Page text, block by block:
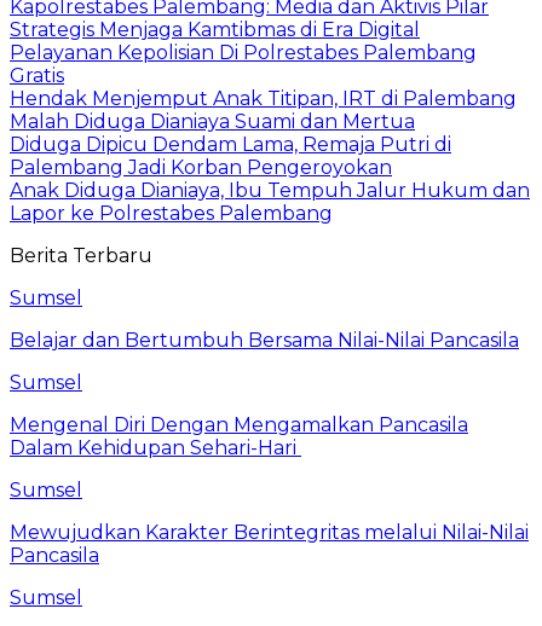
Kapolrestabes Palembang: Media dan Aktivis Pilar
Strategis Menjaga Kamtibmas di Era Digital
Pelayanan Kepolisian Di Polrestabes Palembang
Gratis
Hendak Menjemput Anak Titipan, IRT di Palembang
Malah Diduga Dianiaya Suami dan Mertua
Diduga Dipicu Dendam Lama, Remaja Putri di
Palembang Jadi Korban Pengeroyokan
Anak Diduga Dianiaya, Ibu Tempuh Jalur Hukum dan
Lapor ke Polrestabes Palembang
Berita Terbaru
Sumsel
Belajar dan Bertumbuh Bersama Nilai-Nilai Pancasila
Sumsel
Mengenal Diri Dengan Mengamalkan Pancasila
Dalam Kehidupan Sehari-Hari
Sumsel
Mewujudkan Karakter Berintegritas melalui Nilai-Nilai
Pancasila
Sumsel